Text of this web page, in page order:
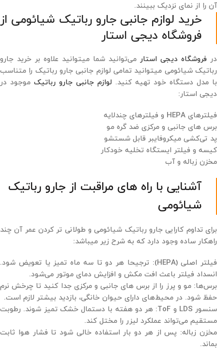
آن را از نمای نزدیک ببینند.
خرید لوازم جانبی جارو رباتیک شیائومی از
فروشگاه دیجی‌ استار
در فروشگاه دیجی ‌استار می‌توانید شما میتوانید علاوه بر خرید جارو
رباتیک شیائومی میتوانید تمامی لوازم جانبی جارو رباتیک را متناسب
با مدل دستگاه خود تهیه کنید. لوازم جانبی جارو رباتیک موجود در
دیجی استار:
فیلترهای HEPA و فیلترهای چند‌لایه
برس ‌های جانبی و مرکزی ضد گره مو
پد تی‌کشی میکروفایبر قابل شستشو
کیسه و فیلتر ایستگاه تخلیه خودکار
مخزن زباله و آب
آشنایی با راه ‌های مراقبت از جارو رباتیک
شیائومی
برای تداوم کارایی جارو رباتیک شیائومی و طولانی تر کردن عمر آن چند
راهکار ساده وجود دارد که به شرح زیر میباشد:
فیلتر اصلی (HEPA): ترجیحا هر دو تا سه ماه تمیز یا تعویض شود.
انسداد فیلتر باعث افت مکش و افزایش دمای موتور می‌شود.
برس‌ها: مو و پرز را از برس ‌های جانبی و مرکزی جدا کنید تا چرخش نرم
حفظ شود. در محیط‌های دارای حیوان خانگی، بازدید بیشتر لازم است.
سنسور LDS و ToF: هر دو هفته با دستمال خشک تمیز شوند. رطوبت
مستقیم می‌تواند عملکرد لیزر را مختل کند.
مخزن زباله: پس از هر دو بار استفاده خالی شود تا فشار هوا ثابت
بماند.